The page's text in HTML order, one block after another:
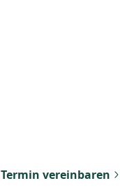
Termin vereinbaren